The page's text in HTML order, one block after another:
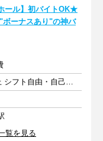
ール】初バイトOK★
ーナスあり"の神バ
週3日以上 1日4時間以上 シフト自由・自己申告
覧を見る